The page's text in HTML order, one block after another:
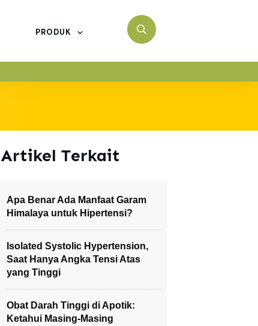
PRODUK
Artikel Terkait
Apa Benar Ada Manfaat Garam
Himalaya untuk Hipertensi?
Isolated Systolic Hypertension,
Saat Hanya Angka Tensi Atas
yang Tinggi
Obat Darah Tinggi di Apotik:
Ketahui Masing-Masing